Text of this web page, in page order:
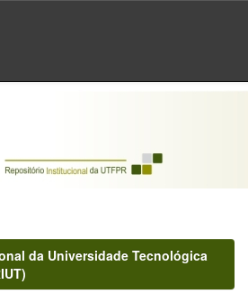
da Universidade Tecnológica